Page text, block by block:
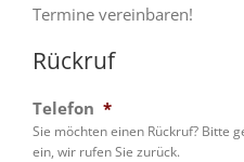
Termine vereinbaren!
Rückruf
Telefon *
Sie möchten einen Rückruf? Bitte
ein, wir rufen Sie zurück.